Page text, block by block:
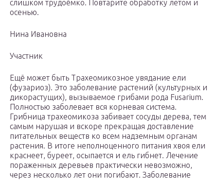
слишком трудоёмко. Повтарите обработку летом и
осенью.
Нина Ивановна
Участник
Ещё может быть Трахеомикозное увядание ели
(фузариоз). Это заболевание растений (культурных и
дикорастущих), вызываемое грибами рода Fusarium.
Полностью заболевает вся корневая система.
Грибница трахеомикоза забивает сосуды дерева, тем
самым нарушая и вскоре прекращая доставление
питательных веществ ко всем надземным органам
растения. В итоге неполноценного питания хвоя ели
краснеет, буреет, осыпается и ель гибнет. Лечение
пораженных деревьев практически невозможно,
через несколько лет они погибают. Заболевание